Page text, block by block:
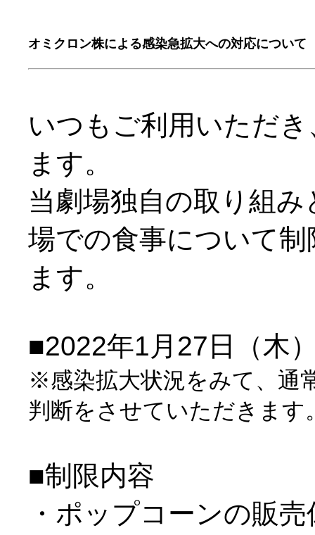
オミクロン株による感染急拡大への対応について
いつもご利用いただ
ます。
当劇場独自の取り組
場での食事について制
ます。
■2022年1月27日（木
※感染拡大状況をみて、通
判断をさせていただきます
■制限内容
・ポップコーンの販